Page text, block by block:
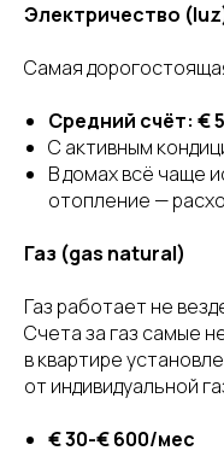
Электричество
Самая
Средний счёт: €
С активным
В домах всё чаще
отопление —
Газ (gas natural)
Газ работает не
Счета за газ самые
в квартире
от индивидуальной
€ 30-€ 600/мес